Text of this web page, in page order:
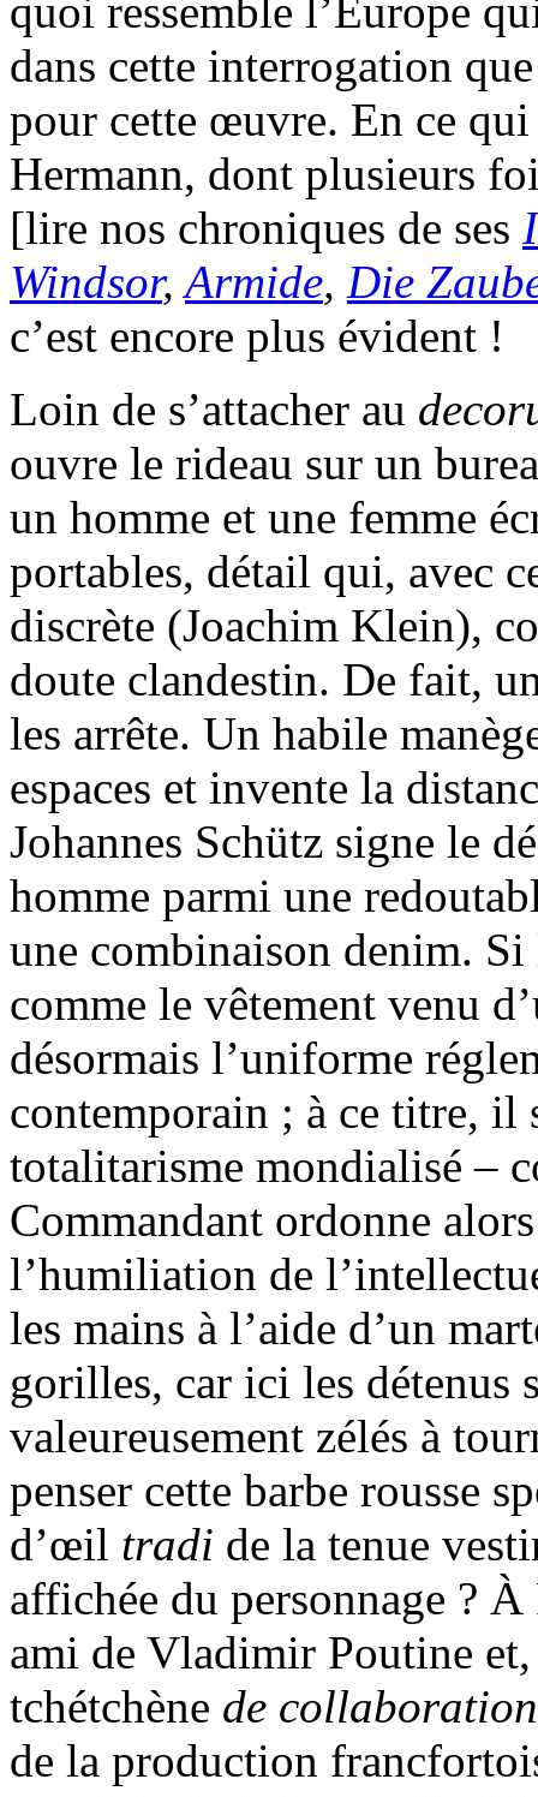
quoi ressemble l’Europe
dans cette interrogation
pour cette œuvre. En ce
Hermann, dont plusieurs
[lire nos chroniques de ses
Windsor,Armide, Die
c’est encore plus évident !
Loin de s’attacher au
ouvre le rideau sur un
un homme et une femme
portables, détail qui, avec
discrète (Joachim Klein),
doute clandestin. De fait,
les arrête. Un habile
espaces et invente la
Johannes Schütz signe le
homme parmi une
une combinaison denim.
comme le vêtement venu
désormais l’uniforme
contemporain ; à ce titre, il
totalitarisme mondialisé –
Commandant ordonne
l’humiliation de
les mains à l’aide d’un
gorilles, car ici les détenus
valeureusement zélés à
penser cette barbe rousse
d’œil tradi de la tenue
affichée du personnage ?
ami de Vladimir Poutine
tchétchène de collaboration
de la production